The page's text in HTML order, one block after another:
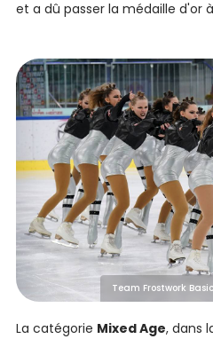
et a dû passer la médaille d'or
Team Frostwork
La catégorie Mixed Age, dans